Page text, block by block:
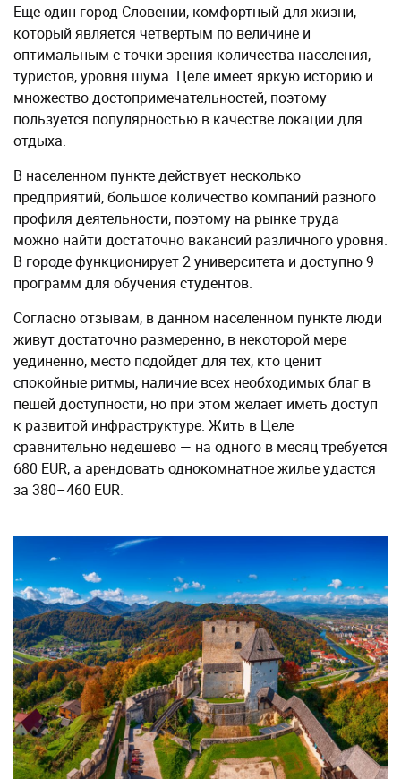
Еще один город Словении, комфортный для жизни,
который является четвертым по величине и
оптимальным с точки зрения количества населения,
туристов, уровня шума. Целе имеет яркую историю и
множество достопримечательностей, поэтому
пользуется популярностью в качестве локации для
отдыха.
В населенном пункте действует несколько
предприятий, большое количество компаний разного
профиля деятельности, поэтому на рынке труда
можно найти достаточно вакансий различного уровня.
В городе функционирует 2 университета и доступно 9
программ для обучения студентов.
Согласно отзывам, в данном населенном пункте люди
живут достаточно размеренно, в некоторой мере
уединенно, место подойдет для тех, кто ценит
спокойные ритмы, наличие всех необходимых благ в
пешей доступности, но при этом желает иметь доступ
к развитой инфраструктуре. Жить в Целе
сравнительно недешево — на одного в месяц требуется
680 EUR, а арендовать однокомнатное жилье удастся
за 380–460 EUR.